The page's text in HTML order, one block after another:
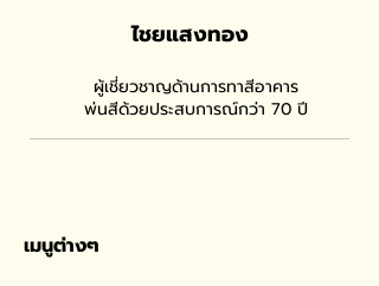
เมนูต่างๆ
ไชยแสงทอง
ผู้เชี่ยวชาญด้านการทาสีอาคาร
พ่นสีด้วยประสบการณ์กว่า 70 ปี